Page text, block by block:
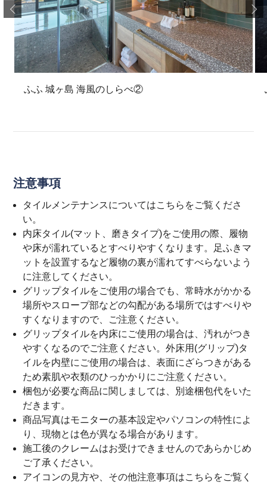
ふふ 城ヶ島 海風のしらべ②
注意事項
タイルメンテナンスについてはこちら をご覧くださ
い。
内床タイル(マット、磨きタイプ)をご使用の際、履物
や床が濡れているとすべりやすくなります。足ふきマ
ットを設置するなど履物の裏が濡れてすべらないよう
に注意してください。
グリップタイルをご使用の場合でも、常時水がかかる
場所やスロープ部などの勾配がある場所ではすべりや
すくなりますので、ご注意ください。
グリップタイルを内床にご使用の場合は、汚れがつき
やすくなるのでご注意ください。外床用(グリップ)タ
イルを内壁にご使用の場合は、表面にざらつきがある
ため素肌や衣類のひっかかりにご注意ください。
梱包が必要な商品に関しましては、別途梱包代をいた
だきます。
商品写真はモニターの基本設定やパソコンの特性によ
り、現物とは色が異なる場合があります。
施工後のクレームはお受けできませんのであらかじめ
ご了承ください。
アイコンの見方や、その他注意事項はこちら をご覧く